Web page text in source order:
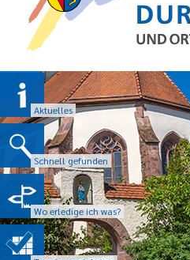
Aktuelles
Schnell gefunden
Wo erledige ich was?